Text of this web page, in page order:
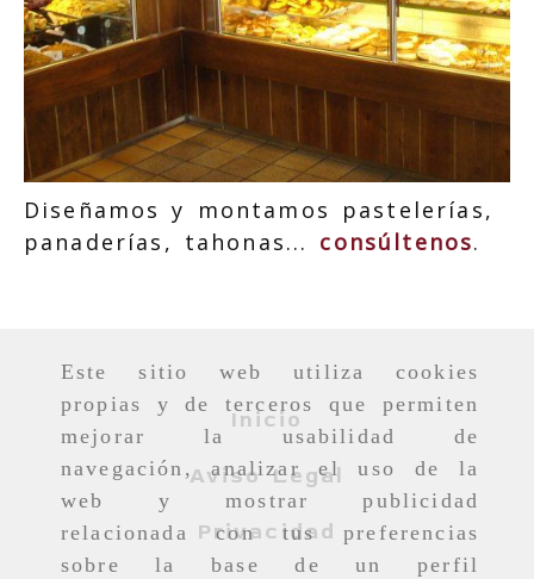
Este sitio web utiliza cookies
propias y de terceros que permiten
mejorar la usabilidad de
navegación, analizar el uso de la
web y mostrar publicidad
relacionada con tus preferencias
sobre la base de un perfil
Diseñamos y montamos pastelerías,
panaderías, tahonas... consúltenos.
Inicio
Aviso Legal
Privacidad